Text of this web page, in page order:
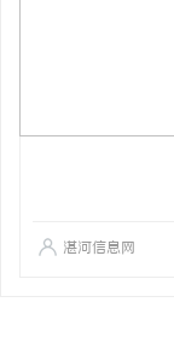
湛河信息网